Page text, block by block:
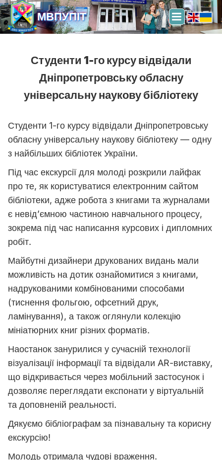
МВПУПІТ
Студенти 1-го курсу відвідали
Дніпропетровську обласну
універсальну наукову бібліотеку
Студенти 1-го курсу відвідали Дніпропетровську
обласну універсальну наукову бібліотеку — одну
з найбільших бібліотек України.
Під час екскурсії для молоді розкрили лайфак
про те, як користуватися електронним сайтом
бібліотеки, адже робота з книгами та журналами
є невід’ємною частиною навчального процесу,
зокрема під час написання курсових і дипломних
робіт.
Майбутні дизайнери друкованих видань мали
можливість на дотик ознайомитися з книгами,
надрукованими комбінованими способами
(тиснення фольгою, офсетний друк,
ламінування), а також оглянули колекцію
мініатюрних книг різних форматів.
Наостанок занурилися у сучасній технології
візуалізації інформації та відвідали AR-виставку,
що відкривається через мобільний застосунок і
дозволяє переглядати експонати у віртуальній
та доповненій реальності.
Дякуємо бібліографам за пізнавальну та корисну
екскурсію!
Молодь отримала чудові враження.